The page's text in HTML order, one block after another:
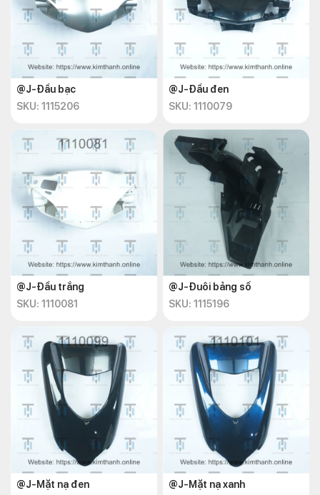
@J-Đầu bạc
SKU: 1115206
@J-Đầu đen
SKU: 1110079
@J-Đầu trắng
SKU: 1110081
@J-Đuôi bảng số
SKU: 1115196
@J-Mặt nạ đen
@J-Mặt nạ xanh